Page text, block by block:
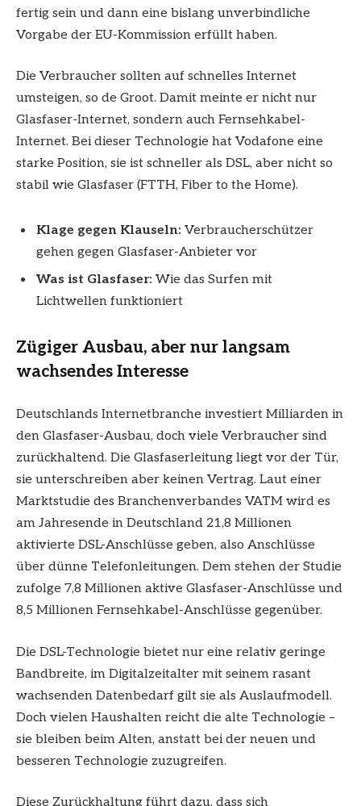
fertig sein und dann eine bislang unverbindliche
Vorgabe der EU-Kommission erfüllt haben.
Die Verbraucher sollten auf schnelles Internet
umsteigen, so de Groot. Damit meinte er nicht nur
Glasfaser-Internet, sondern auch Fernsehkabel-
Internet. Bei dieser Technologie hat Vodafone eine
starke Position, sie ist schneller als DSL, aber nicht so
stabil wie Glasfaser (FTTH, Fiber to the Home).
Klage gegen Klauseln: Verbraucherschützer
gehen gegen Glasfaser-Anbieter vor
Was ist Glasfaser: Wie das Surfen mit
Lichtwellen funktioniert
Zügiger Ausbau, aber nur langsam
wachsendes Interesse
Deutschlands Internetbranche investiert Milliarden in
den Glasfaser-Ausbau, doch viele Verbraucher sind
zurückhaltend. Die Glasfaserleitung liegt vor der Tür,
sie unterschreiben aber keinen Vertrag. Laut einer
Marktstudie des Branchenverbandes VATM wird es
am Jahresende in Deutschland 21,8 Millionen
aktivierte DSL-Anschlüsse geben, also Anschlüsse
über dünne Telefonleitungen. Dem stehen der Studie
zufolge 7,8 Millionen aktive Glasfaser-Anschlüsse und
8,5 Millionen Fernsehkabel-Anschlüsse gegenüber.
Die DSL-Technologie bietet nur eine relativ geringe
Bandbreite, im Digitalzeitalter mit seinem rasant
wachsenden Datenbedarf gilt sie als Auslaufmodell.
Doch vielen Haushalten reicht die alte Technologie –
sie bleiben beim Alten, anstatt bei der neuen und
besseren Technologie zuzugreifen.
Diese Zurückhaltung führt dazu, dass sich